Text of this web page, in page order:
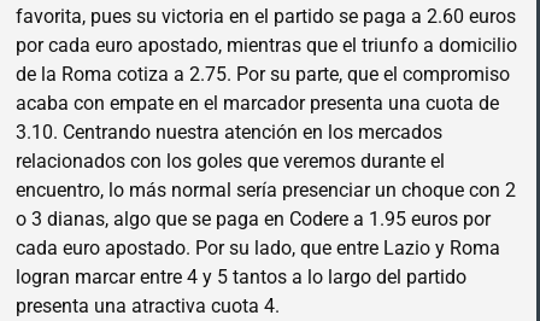
favorita, pues su victoria en el partido se paga a 2.60 euros
por cada euro apostado, mientras que el triunfo a domicilio
de la Roma cotiza a 2.75. Por su parte, que el compromiso
acaba con empate en el marcador presenta una cuota de
3.10. Centrando nuestra atención en los mercados
relacionados con los goles que veremos durante el
encuentro, lo más normal sería presenciar un choque con 2
o 3 dianas, algo que se paga en Codere a 1.95 euros por
cada euro apostado. Por su lado, que entre Lazio y Roma
logran marcar entre 4 y 5 tantos a lo largo del partido
presenta una atractiva cuota 4.